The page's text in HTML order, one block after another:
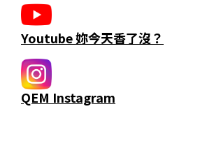
Youtube 妳今天香了沒？
QEM Instagram